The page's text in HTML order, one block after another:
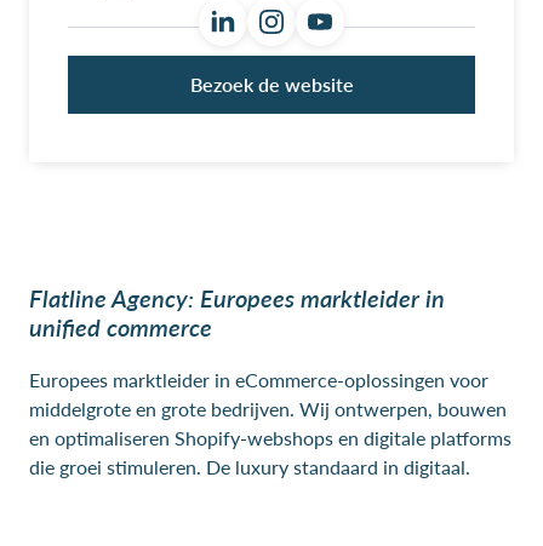
Bezoek de website
Flatline Agency: Europees marktleider in
unified commerce
Europees marktleider in eCommerce-oplossingen voor
middelgrote en grote bedrijven. Wij ontwerpen, bouwen
en optimaliseren Shopify-webshops en digitale platforms
die groei stimuleren. De luxury standaard in digitaal.